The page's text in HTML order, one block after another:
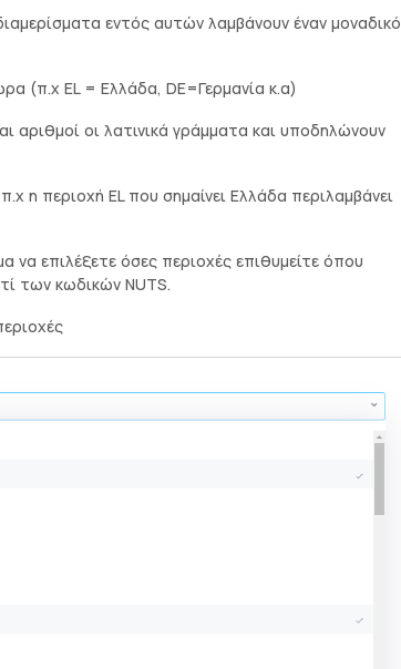
εντός αυτών λαμβάνουν έναν μοναδικό
(π.χ EL = Ελλάδα, DE=Γερμανία κ.α)
αριθμοί οι λατινικά γράμματα και υποδηλώνουν
η περιοχή EL που σημαίνει Ελλάδα περιλαμβάνει
επιλέξετε όσες περιοχές επιθυμείτε όπου
των κωδικών NUTS.